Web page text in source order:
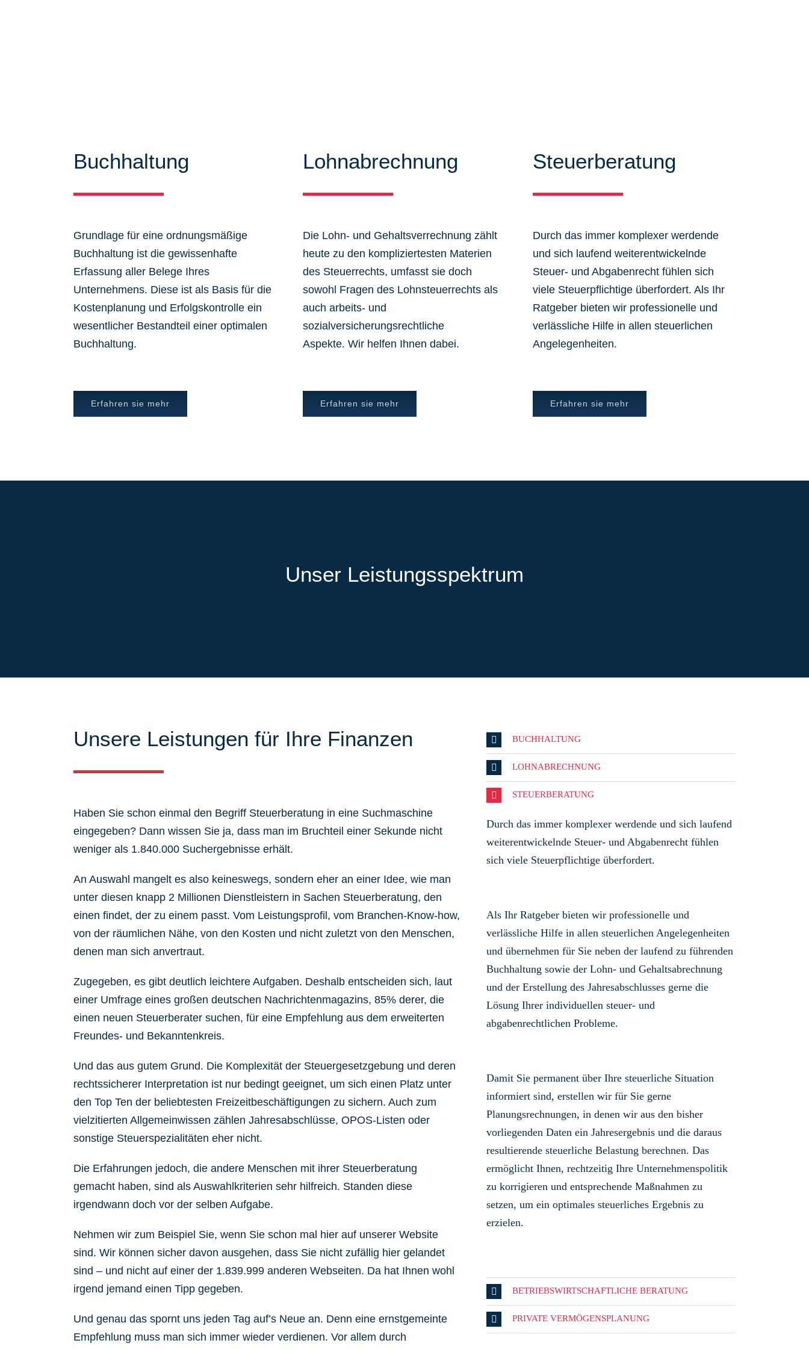
Buchhaltung
Grundlage für eine ordnungsmäßige
Buchhaltung ist die gewissenhafte
Erfassung aller Belege Ihres
Unternehmens. Diese ist als Basis für die
Kostenplanung und Erfolgskontrolle ein
wesentlicher Bestandteil einer optimalen
Buchhaltung.
Erfahren sie mehr
Lohnabrechnung
Die Lohn- und Gehaltsverrechnung zählt
heute zu den kompliziertesten Materien
des Steuerrechts, umfasst sie doch
sowohl Fragen des Lohnsteuerrechts als
auch arbeits- und
sozialversicherungsrechtliche
Aspekte. Wir helfen Ihnen dabei.
Erfahren sie mehr
Steuerberatung
Durch das immer komplexer werdende
und sich laufend weiterentwickelnde
Steuer- und Abgabenrecht fühlen sich
viele Steuerpflichtige überfordert. Als Ihr
Ratgeber bieten wir professionelle und
verlässliche Hilfe in allen steuerlichen
Angelegenheiten.
Erfahren sie mehr
Unser Leistungsspektrum
Unsere Leistungen für Ihre Finanzen
Haben Sie schon einmal den Begriff Steuerberatung in eine Suchmaschine
eingegeben? Dann wissen Sie ja, dass man im Bruchteil einer Sekunde nicht
weniger als 1.840.000 Suchergebnisse erhält.
An Auswahl mangelt es also keineswegs, sondern eher an einer Idee, wie man
unter diesen knapp 2 Millionen Dienstleistern in Sachen Steuerberatung, den
einen findet, der zu einem passt. Vom Leistungsprofil, vom Branchen-Know-how,
von der räumlichen Nähe, von den Kosten und nicht zuletzt von den Menschen,
denen man sich anvertraut.
Zugegeben, es gibt deutlich leichtere Aufgaben. Deshalb entscheiden sich, laut
einer Umfrage eines großen deutschen Nachrichtenmagazins, 85% derer, die
einen neuen Steuerberater suchen, für eine Empfehlung aus dem erweiterten
Freundes- und Bekanntenkreis.
Und das aus gutem Grund. Die Komplexität der Steuergesetzgebung und deren
rechtssicherer Interpretation ist nur bedingt geeignet, um sich einen Platz unter
den Top Ten der beliebtesten Freizeitbeschäftigungen zu sichern. Auch zum
vielzitierten Allgemeinwissen zählen Jahresabschlüsse, OPOS-Listen oder
sonstige Steuerspezialitäten eher nicht.
Die Erfahrungen jedoch, die andere Menschen mit ihrer Steuerberatung
gemacht haben, sind als Auswahlkriterien sehr hilfreich. Standen diese
irgendwann doch vor der selben Aufgabe.
Nehmen wir zum Beispiel Sie, wenn Sie schon mal hier auf unserer Website
sind. Wir können sicher davon ausgehen, dass Sie nicht zufällig hier gelandet
sind – und nicht auf einer der 1.839.999 anderen Webseiten. Da hat Ihnen wohl
irgend jemand einen Tipp gegeben.
Und genau das spornt uns jeden Tag auf’s Neue an. Denn eine ernstgemeinte
Empfehlung muss man sich immer wieder verdienen. Vor allem durch
BUCHHALTUNG
LOHNABRECHNUNG
STEUERBERATUNG
Durch das immer komplexer werdende und sich laufend
weiterentwickelnde Steuer- und Abgabenrecht fühlen
sich viele Steuerpflichtige überfordert.
Als Ihr Ratgeber bieten wir professionelle und
verlässliche Hilfe in allen steuerlichen Angelegenheiten
und übernehmen für Sie neben der laufend zu führenden
Buchhaltung sowie der Lohn- und Gehaltsabrechnung
und der Erstellung des Jahresabschlusses gerne die
Lösung Ihrer individuellen steuer- und
abgabenrechtlichen Probleme.
Damit Sie permanent über Ihre steuerliche Situation
informiert sind, erstellen wir für Sie gerne
Planungsrechnungen, in denen wir aus den bisher
vorliegenden Daten ein Jahresergebnis und die daraus
resultierende steuerliche Belastung berechnen. Das
ermöglicht Ihnen, rechtzeitig Ihre Unternehmenspolitik
zu korrigieren und entsprechende Maßnahmen zu
setzen, um ein optimales steuerliches Ergebnis zu
erzielen.
BETRIEBSWIRTSCHAFTLICHE BERATUNG
PRIVATE VERMÖGENSPLANUNG